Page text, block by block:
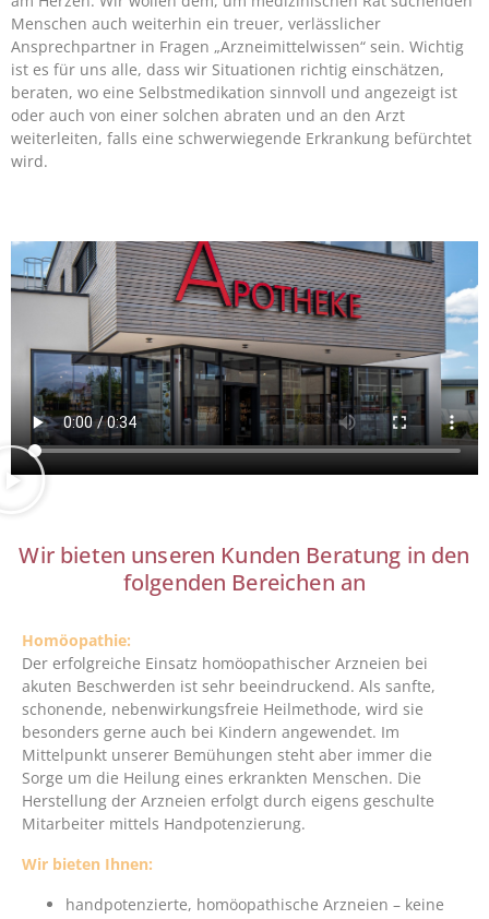
Menschen auch weiterhin ein treuer, verlässlicher
Ansprechpartner in Fragen „Arzneimittelwissen“ sein. Wichtig
ist es für uns alle, dass wir Situationen richtig einschätzen,
beraten, wo eine Selbstmedikation sinnvoll und angezeigt ist
oder auch von einer solchen abraten und an den Arzt
weiterleiten, falls eine schwerwiegende Erkrankung befürchtet
wird.
Wir bieten unseren Kunden Beratung in den
folgenden Bereichen an
Homöopathie:
Der erfolgreiche Einsatz homöopathischer Arzneien bei
akuten Beschwerden ist sehr beeindruckend. Als sanfte,
schonende, nebenwirkungsfreie Heilmethode, wird sie
besonders gerne auch bei Kindern angewendet. Im
Mittelpunkt unserer Bemühungen steht aber immer die
Sorge um die Heilung eines erkrankten Menschen. Die
Herstellung der Arzneien erfolgt durch eigens geschulte
Mitarbeiter mittels Handpotenzierung.
Wir bieten Ihnen:
handpotenzierte, homöopathische Arzneien – keine